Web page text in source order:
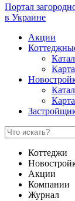
Портал
в Украине
Акции
Коттеджи
Акции
Компании
Журнал